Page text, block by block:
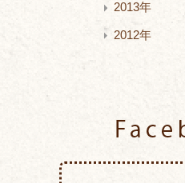
2013年
2012年